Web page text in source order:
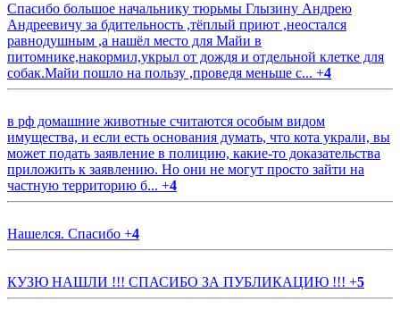
Спасибо большое начальнику тюрьмы Глызину Андрею
Андреевичу за бдительность ,тёплый приют ,неостался
равнодушным ,а нашёл место для Майи в
питомнике,накормил,укрыл от дождя и отдельной клетке для
собак.Майи пошло на пользу ,проведя меньше с... +4
в рф домашние животные считаются особым видом
имущества, и если есть основания думать, что кота украли, вы
может подать заявление в полицию, какие-то доказательства
приложить к заявлению. Но они не могут просто зайти на
частную территорию б... +4
Нашелся. Спасибо +4
КУЗЮ НАШЛИ !!! СПАСИБО ЗА ПУБЛИКАЦИЮ !!! +5